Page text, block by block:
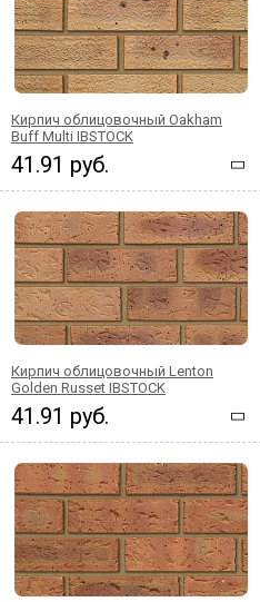
Кирпич облицовочный Oakham
Buff Multi IBSTOCK
41.91 руб.
Кирпич облицовочный Lenton
Golden Russet IBSTOCK
41.91 руб.